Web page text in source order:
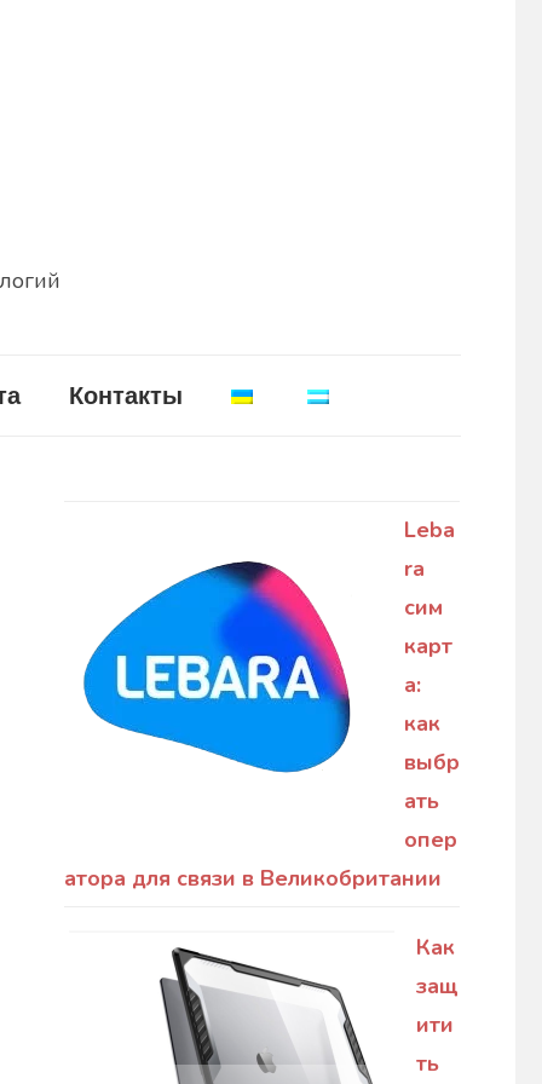
Контакты
Leba
ra
сим
карт
а:
как
выбр
ать
опер
атора для связи в Великобритании
Как
защ
ити
ть